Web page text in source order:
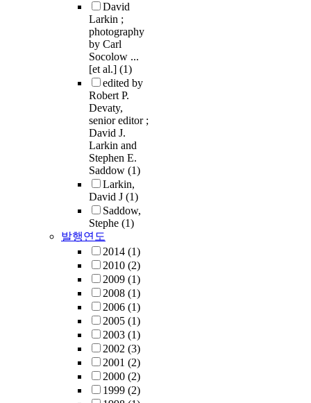
David
Larkin ;
photography
by Carl
Socolow ...
[et al.] (1)
edited by
Robert P.
Devaty,
senior editor ;
David J.
Larkin and
Stephen E.
Saddow (1)
Larkin,
David J (1)
Saddow,
Stephe (1)
발행연도
2014 (1)
2010 (2)
2009 (1)
2008 (1)
2006 (1)
2005 (1)
2003 (1)
2002 (3)
2001 (2)
2000 (2)
1999 (2)